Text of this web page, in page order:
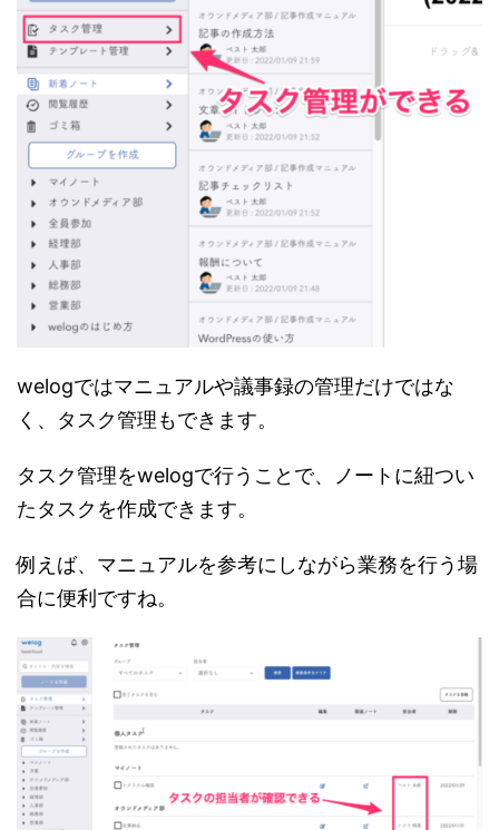
welogではマニュアルや議事録の管理だけではな
く、タスク管理もできます。
タスク管理をwelogで行うことで、ノートに紐つい
たタスクを作成できます。
例えば、マニュアルを参考にしながら業務を行う場
合に便利ですね。